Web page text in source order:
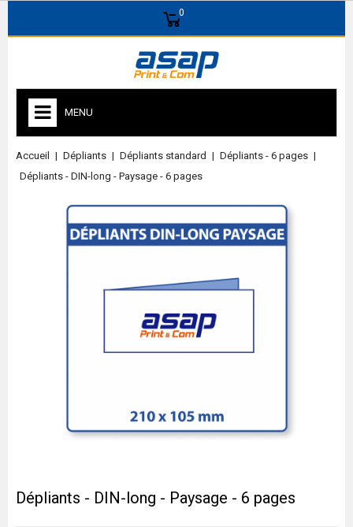
0
MENU
Accueil Dépliants Dépliants standard
Dépliants - 6 pages
Dépliants - DIN-long - Paysage - 6 pages
Dépliants - DIN-long - Paysage - 6 pages